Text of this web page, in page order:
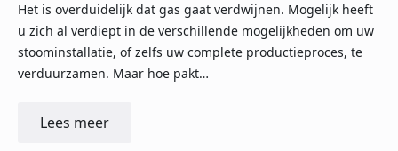
Het is overduidelijk dat gas gaat verdwijnen. Mogelijk heeft
u zich al verdiept in de verschillende mogelijkheden om uw
stoominstallatie, of zelfs uw complete productieproces, te
verduurzamen. Maar hoe pakt…
Lees meer